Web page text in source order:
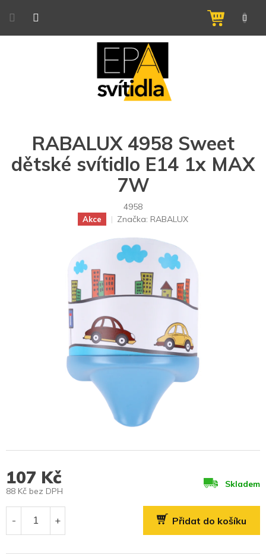
NÁKUPNÍ
KOŠÍK
RABALUX 4958 Sweet
dětské svítidlo E14 1x MAX
7W
4958
Akce Značka: RABALUX
107 Kč
88 Kč bez DPH
Skladem
Přidat do košíku